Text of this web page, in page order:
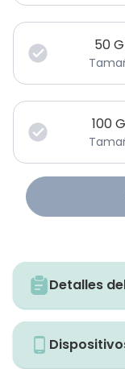
50
100
Detalles